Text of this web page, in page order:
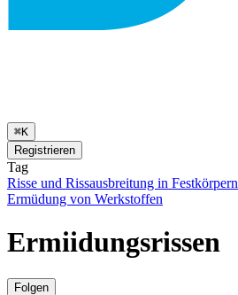
⌘K
Registrieren
Tag
Risse und Rissausbreitung in Festkörpern
Ermüdung von Werkstoffen
Ermiidungsrissen
Folgen